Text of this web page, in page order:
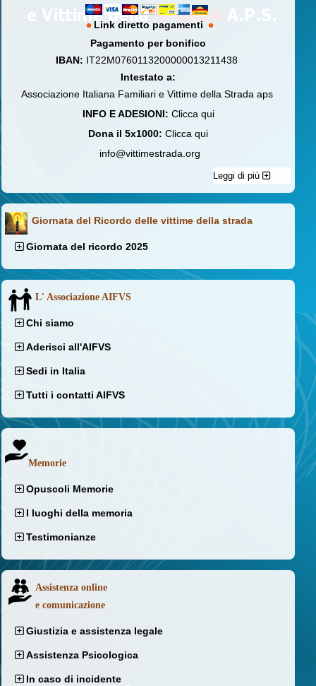
Link diretto pagamenti
Pagamento per bonifico
IBAN: IT22M0760113200000013211438
Intestato a:
Associazione Italiana Familiari e Vittime della Strada aps
INFO E ADESIONI: Clicca qui
Dona il 5x1000: Clicca qui
info@vittimestrada.org
Leggi di più
Giornata del Ricordo delle vittime della strada
Giornata del ricordo 2025
L' Associazione AIFVS
Chi siamo
Aderisci all'AIFVS
Sedi in Italia
Tutti i contatti AIFVS
Memorie
Opuscoli Memorie
I luoghi della memoria
Testimonianze
Assistenza online
e comunicazione
Giustizia e assistenza legale
Assistenza Psicologica
In caso di incidente